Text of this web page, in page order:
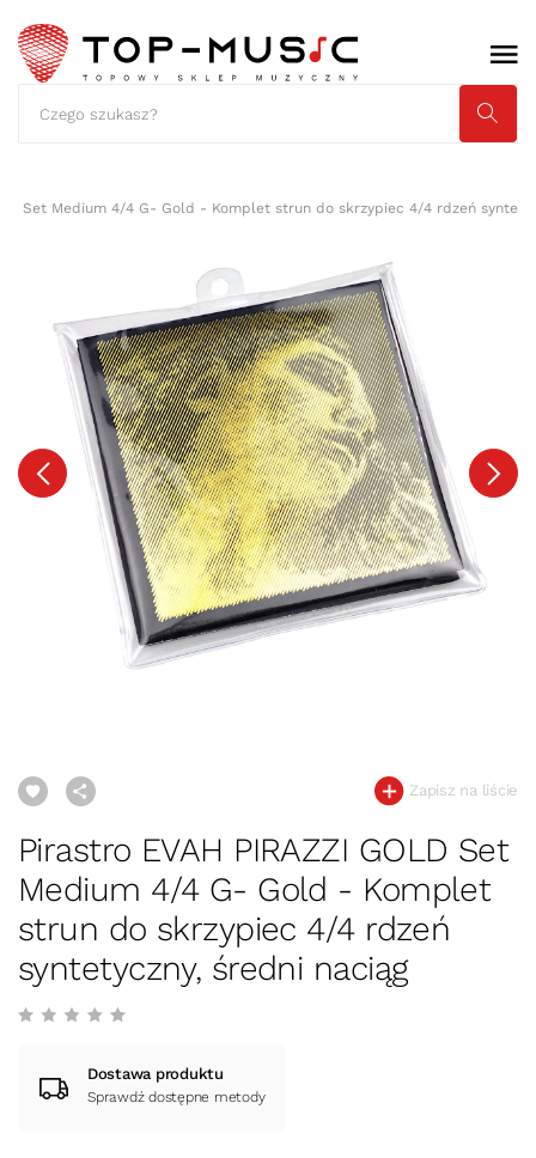
Set Medium 4/4 G- Gold - Komplet strun do skrzypiec 4/4 rdzeń
Zapisz na liście
Pirastro EVAH PIRAZZI GOLD Set
Medium 4/4 G- Gold - Komplet
strun do skrzypiec 4/4 rdzeń
syntetyczny, średni naciąg
Dostawa produktu
Sprawdź dostępne metody